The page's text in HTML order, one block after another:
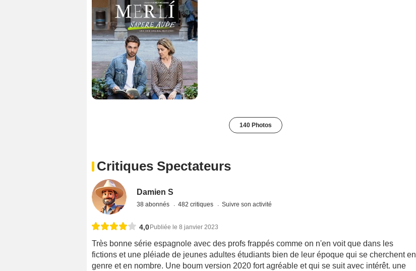
140 Photos
Critiques Spectateurs
Damien S
38 abonnés 482 critiques Suivre son activité
4,0Publiée le 8 janvier 2023
Très bonne série espagnole avec des profs frappés comme on n'en voit que dans les
fictions et une pléiade de jeunes adultes étudiants bien de leur époque qui se cherchent en
genre et en nombre. Une boum version 2020 fort agréable et qui se suit avec intérêt. une